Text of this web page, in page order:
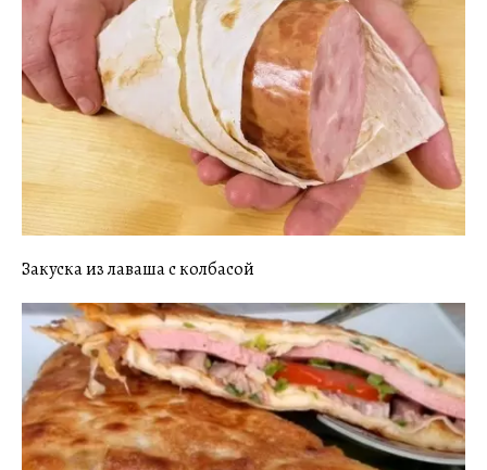
Закуска из лаваша с колбасой